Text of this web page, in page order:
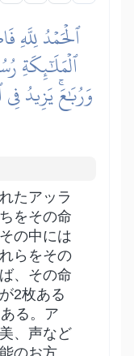
ٱلۡحَمۡدُ لِلَّهِ
ٱلۡمَلَٰٓئِكَةِ
وَرُبَٰعَۚ يَزِيدُ
たアッラ
をその命
の中には
らをその
、その命
2枚ある
る。ア
、声など
のお方